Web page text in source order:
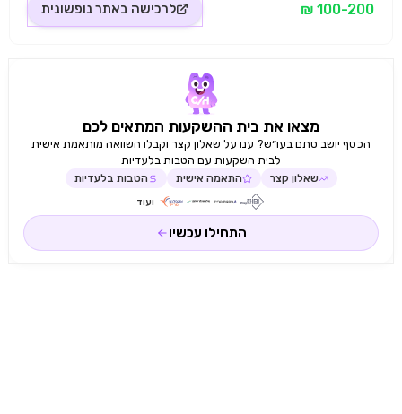
100-200 ₪
לרכישה באתר נופשונית
מצאו את בית ההשקעות המתאים לכם
הכסף יושב סתם בעו״ש? ענו על שאלון קצר וקבלו השוואה מותאמת אישית
לבית השקעות עם הטבות בלעדיות
שאלון קצר התאמה אישית הטבות בלעדיות
ועוד
התחילו עכשיו